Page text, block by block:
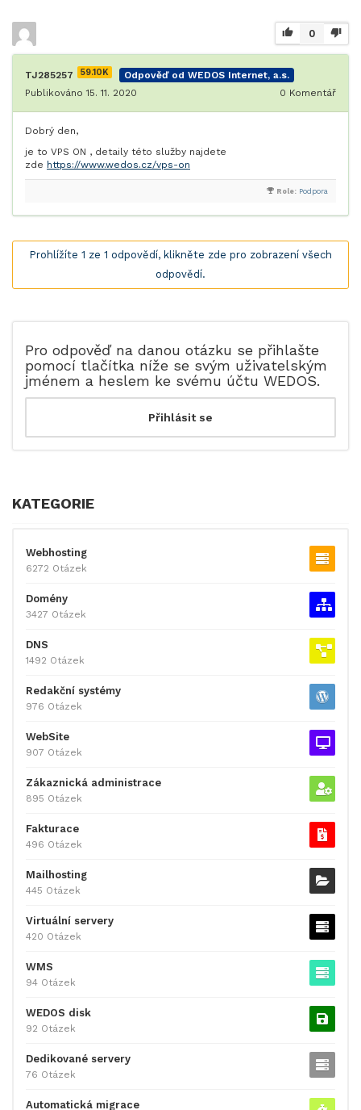
0
TJ285257 59.10K
Odpověď od WEDOS Internet, a.s.
Publikováno 15. 11. 2020
0 Komentář
Dobrý den,
je to VPS ON , detaily této služby najdete
zde https://www.wedos.cz/vps-on
Role: Podpora
Prohlížíte 1 ze 1 odpovědí, klikněte zde pro zobrazení všech
odpovědí.
Pro odpověď na danou otázku se přihlašte
pomocí tlačítka níže se svým uživatelským
jménem a heslem ke svému účtu WEDOS.
KATEGORIE
Webhosting
6272 Otázek
Domény
3427 Otázek
DNS
1492 Otázek
Redakční systémy
976 Otázek
WebSite
907 Otázek
Zákaznická administrace
895 Otázek
Fakturace
496 Otázek
Mailhosting
445 Otázek
Virtuální servery
420 Otázek
WMS
94 Otázek
WEDOS disk
92 Otázek
Dedikované servery
76 Otázek
Automatická migrace